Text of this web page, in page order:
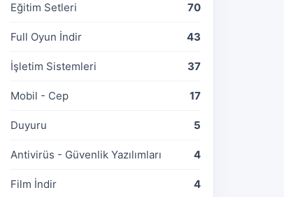
Eğitim Setleri 70
Full Oyun İndir 43
İşletim Sistemleri 37
Mobil - Cep 17
Duyuru 5
Antivirüs - Güvenlik Yazılımları 4
Film İndir 4